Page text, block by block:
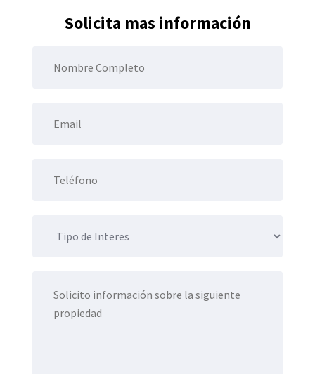
Solicita mas información